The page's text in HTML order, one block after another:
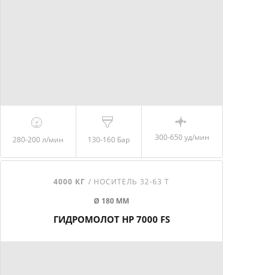
280-200л/мин 130-160 Бар 300-650 уд/мин
4000 КГ / НОСИТЕЛЬ 32-63 Т
Ø 180 ММ
ГИДРОМОЛОТ HP 7000 FS